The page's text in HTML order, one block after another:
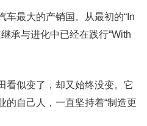
车最大的产销国。从最初的“In
承与进化中已经在践行“With
看似变了，却又始终没变。它
的自己人，一直坚持着“制造更